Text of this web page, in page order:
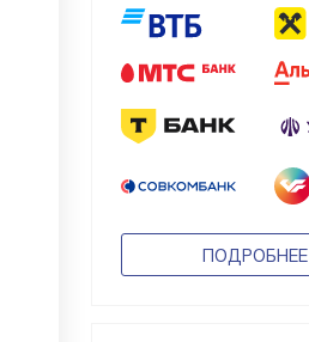
ПОДРОБНЕЕ